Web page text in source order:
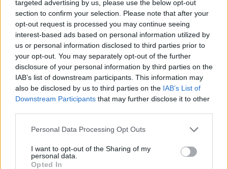
targeted advertising by us, please use the below opt-out
section to confirm your selection. Please note that after your
opt-out request is processed you may continue seeing
interest-based ads based on personal information utilized by
us or personal information disclosed to third parties prior to
your opt-out. You may separately opt-out of the further
disclosure of your personal information by third parties on the
IAB’s list of downstream participants. This information may
also be disclosed by us to third parties on the IAB’s List of
Downstream Participants that may further disclose it to other
Personal Data Processing Opt Outs
I want to opt-out of the Sharing of my
personal data.
Opted In
Δηλώσεις Κούγια για τον
τρόπο διεξαγωγής της
δίκης της Ρούλας
Πισπιρίγκου